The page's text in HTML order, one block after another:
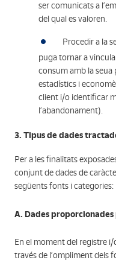
ser comunicats a
del qual es valoren.
Procedir a la
puga tornar a
consum amb la seua
estadístics i
client i/o identificar
l’abandonament).
3. Tipus de dades
Per a les finalitats
conjunt de dades de
següents fonts i categories:
A. Dades
En el moment del registre i/
través de l’ompliment dels